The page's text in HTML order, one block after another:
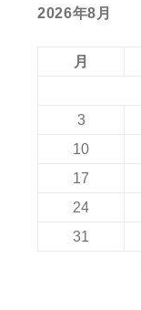
2026年8月
月
3
10
17
24
31